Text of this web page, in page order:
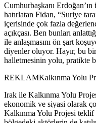
Cumhurbaşkanı
hatırlatan Fidan, “Suriye
içerisinde çok fazla
açıkçası. Ben bunları
ile anlaşmasını ön şart
diyenler oluyor. Hayır, bu
halletmesinin yolu, pratikte
REKLAMKalkınma Yolu
Irak ile Kalkınma Yolu
ekonomik ve siyasi olarak
Kalkınma Yolu Projesi